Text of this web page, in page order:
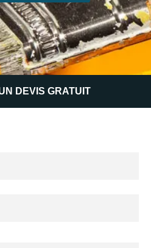
DEVIS GRATUIT